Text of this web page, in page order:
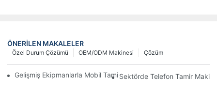
ÖNERILEN MAKALELER
Çözüm
OEM/ODM Makinesi
Özel Durum Çözümü
Gelişmiş Ekipmanlarla Mobil Tamir İş Akışınızı Nasıl
Sektörde Telefon Tamir